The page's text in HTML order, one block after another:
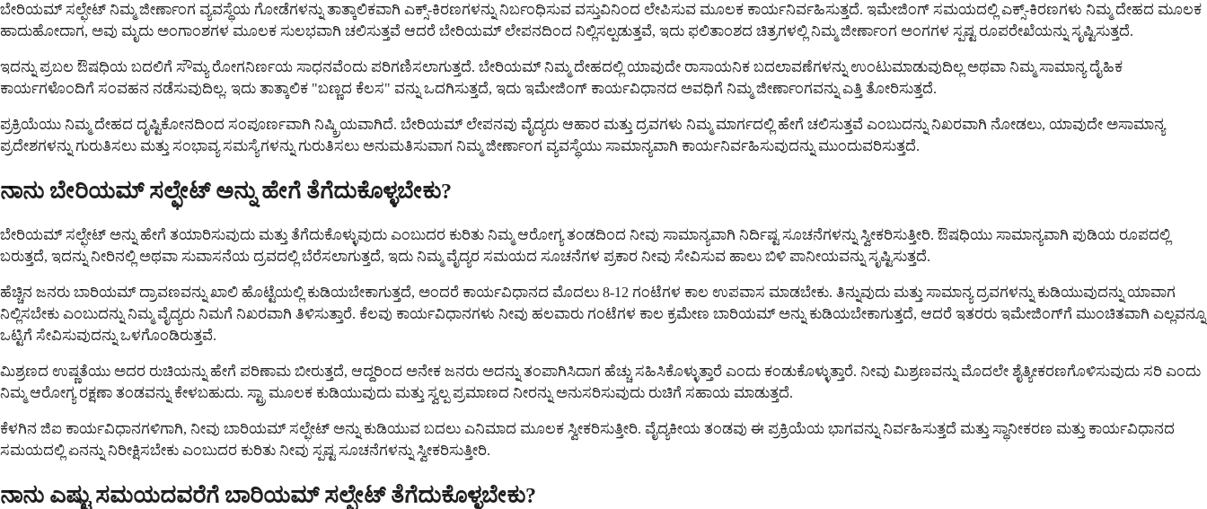
ಬೇರಿಯಮ್ ಸಲ್ಫೇಟ್ ನಿಮ್ಮ ಜೀರ್ಣಾಂಗ ವ್ಯವಸ್ಥೆಯ ಗೋಡೆಗಳನ್ನು ತಾತ್ಕಾಲಿಕವಾಗಿ ಎಕ್ಸ್-ಕಿರಣಗಳನ್ನು ನಿರ್ಬಂಧಿಸುವ ವಸ್ತುವಿನಿಂದ ಲೇಪಿಸುವ ಮೂಲಕ ಕಾರ್ಯನಿರ್ವಹಿಸುತ್ತದೆ. ಇಮೇಜಿಂಗ್ ಸಮಯದಲ್ಲಿ ಎಕ್ಸ್-ಕಿರಣಗಳು ನಿಮ್ಮ ದೇಹದ ಮೂಲಕ
ಹಾದುಹೋದಾಗ, ಅವು ಮೃದು ಅಂಗಾಂಶಗಳ ಮೂಲಕ ಸುಲಭವಾಗಿ ಚಲಿಸುತ್ತವೆ ಆದರೆ ಬೇರಿಯಮ್ ಲೇಪನದಿಂದ ನಿಲ್ಲಿಸಲ್ಪಡುತ್ತವೆ, ಇದು ಫಲಿತಾಂಶದ ಚಿತ್ರಗಳಲ್ಲಿ ನಿಮ್ಮ ಜೀರ್ಣಾಂಗ ಅಂಗಗಳ ಸ್ಪಷ್ಟ ರೂಪರೇಖೆಯನ್ನು ಸೃಷ್ಟಿಸುತ್ತದೆ.
ಇದನ್ನು ಪ್ರಬಲ ಔಷಧಿಯ ಬದಲಿಗೆ ಸೌಮ್ಯ ರೋಗನಿರ್ಣಯ ಸಾಧನವೆಂದು ಪರಿಗಣಿಸಲಾಗುತ್ತದೆ. ಬೇರಿಯಮ್ ನಿಮ್ಮ ದೇಹದಲ್ಲಿ ಯಾವುದೇ ರಾಸಾಯನಿಕ ಬದಲಾವಣೆಗಳನ್ನು ಉಂಟುಮಾಡುವುದಿಲ್ಲ ಅಥವಾ ನಿಮ್ಮ ಸಾಮಾನ್ಯ ದೈಹಿಕ
ಕಾರ್ಯಗಳೊಂದಿಗೆ ಸಂವಹನ ನಡೆಸುವುದಿಲ್ಲ. ಇದು ತಾತ್ಕಾಲಿಕ "ಬಣ್ಣದ ಕೆಲಸ" ವನ್ನು ಒದಗಿಸುತ್ತದೆ, ಇದು ಇಮೇಜಿಂಗ್ ಕಾರ್ಯವಿಧಾನದ ಅವಧಿಗೆ ನಿಮ್ಮ ಜೀರ್ಣಾಂಗವನ್ನು ಎತ್ತಿ ತೋರಿಸುತ್ತದೆ.
ಪ್ರಕ್ರಿಯೆಯು ನಿಮ್ಮ ದೇಹದ ದೃಷ್ಟಿಕೋನದಿಂದ ಸಂಪೂರ್ಣವಾಗಿ ನಿಷ್ಕ್ರಿಯವಾಗಿದೆ. ಬೇರಿಯಮ್ ಲೇಪನವು ವೈದ್ಯರು ಆಹಾರ ಮತ್ತು ದ್ರವಗಳು ನಿಮ್ಮ ಮಾರ್ಗದಲ್ಲಿ ಹೇಗೆ ಚಲಿಸುತ್ತವೆ ಎಂಬುದನ್ನು ನಿಖರವಾಗಿ ನೋಡಲು, ಯಾವುದೇ ಅಸಾಮಾನ್ಯ
ಪ್ರದೇಶಗಳನ್ನು ಗುರುತಿಸಲು ಮತ್ತು ಸಂಭಾವ್ಯ ಸಮಸ್ಯೆಗಳನ್ನು ಗುರುತಿಸಲು ಅನುಮತಿಸುವಾಗ ನಿಮ್ಮ ಜೀರ್ಣಾಂಗ ವ್ಯವಸ್ಥೆಯು ಸಾಮಾನ್ಯವಾಗಿ ಕಾರ್ಯನಿರ್ವಹಿಸುವುದನ್ನು ಮುಂದುವರಿಸುತ್ತದೆ.
ನಾನು ಬೇರಿಯಮ್ ಸಲ್ಫೇಟ್ ಅನ್ನು ಹೇಗೆ ತೆಗೆದುಕೊಳ್ಳಬೇಕು?
ಬೇರಿಯಮ್ ಸಲ್ಫೇಟ್ ಅನ್ನು ಹೇಗೆ ತಯಾರಿಸುವುದು ಮತ್ತು ತೆಗೆದುಕೊಳ್ಳುವುದು ಎಂಬುದರ ಕುರಿತು ನಿಮ್ಮ ಆರೋಗ್ಯ ತಂಡದಿಂದ ನೀವು ಸಾಮಾನ್ಯವಾಗಿ ನಿರ್ದಿಷ್ಟ ಸೂಚನೆಗಳನ್ನು ಸ್ವೀಕರಿಸುತ್ತೀರಿ. ಔಷಧಿಯು ಸಾಮಾನ್ಯವಾಗಿ ಪುಡಿಯ ರೂಪದಲ್ಲಿ
ಬರುತ್ತದೆ, ಇದನ್ನು ನೀರಿನಲ್ಲಿ ಅಥವಾ ಸುವಾಸನೆಯ ದ್ರವದಲ್ಲಿ ಬೆರೆಸಲಾಗುತ್ತದೆ, ಇದು ನಿಮ್ಮ ವೈದ್ಯರ ಸಮಯದ ಸೂಚನೆಗಳ ಪ್ರಕಾರ ನೀವು ಸೇವಿಸುವ ಹಾಲು ಬಿಳಿ ಪಾನೀಯವನ್ನು ಸೃಷ್ಟಿಸುತ್ತದೆ.
ಹೆಚ್ಚಿನ ಜನರು ಬಾರಿಯಮ್ ದ್ರಾವಣವನ್ನು ಖಾಲಿ ಹೊಟ್ಟೆಯಲ್ಲಿ ಕುಡಿಯಬೇಕಾಗುತ್ತದೆ, ಅಂದರೆ ಕಾರ್ಯವಿಧಾನದ ಮೊದಲು 8-12 ಗಂಟೆಗಳ ಕಾಲ ಉಪವಾಸ ಮಾಡಬೇಕು. ತಿನ್ನುವುದು ಮತ್ತು ಸಾಮಾನ್ಯ ದ್ರವಗಳನ್ನು ಕುಡಿಯುವುದನ್ನು ಯಾವಾಗ
ನಿಲ್ಲಿಸಬೇಕು ಎಂಬುದನ್ನು ನಿಮ್ಮ ವೈದ್ಯರು ನಿಮಗೆ ನಿಖರವಾಗಿ ತಿಳಿಸುತ್ತಾರೆ. ಕೆಲವು ಕಾರ್ಯವಿಧಾನಗಳು ನೀವು ಹಲವಾರು ಗಂಟೆಗಳ ಕಾಲ ಕ್ರಮೇಣ ಬಾರಿಯಮ್ ಅನ್ನು ಕುಡಿಯಬೇಕಾಗುತ್ತದೆ, ಆದರೆ ಇತರರು ಇಮೇಜಿಂಗ್‌ಗೆ ಮುಂಚಿತವಾಗಿ ಎಲ್ಲವನ್ನೂ
ಒಟ್ಟಿಗೆ ಸೇವಿಸುವುದನ್ನು ಒಳಗೊಂಡಿರುತ್ತವೆ.
ಮಿಶ್ರಣದ ಉಷ್ಣತೆಯು ಅದರ ರುಚಿಯನ್ನು ಹೇಗೆ ಪರಿಣಾಮ ಬೀರುತ್ತದೆ, ಆದ್ದರಿಂದ ಅನೇಕ ಜನರು ಅದನ್ನು ತಂಪಾಗಿಸಿದಾಗ ಹೆಚ್ಚು ಸಹಿಸಿಕೊಳ್ಳುತ್ತಾರೆ ಎಂದು ಕಂಡುಕೊಳ್ಳುತ್ತಾರೆ. ನೀವು ಮಿಶ್ರಣವನ್ನು ಮೊದಲೇ ಶೈತ್ಯೀಕರಣಗೊಳಿಸುವುದು ಸರಿ ಎಂದು
ನಿಮ್ಮ ಆರೋಗ್ಯ ರಕ್ಷಣಾ ತಂಡವನ್ನು ಕೇಳಬಹುದು. ಸ್ಟ್ರಾ ಮೂಲಕ ಕುಡಿಯುವುದು ಮತ್ತು ಸ್ವಲ್ಪ ಪ್ರಮಾಣದ ನೀರನ್ನು ಅನುಸರಿಸುವುದು ರುಚಿಗೆ ಸಹಾಯ ಮಾಡುತ್ತದೆ.
ಕೆಳಗಿನ ಜಿಐ ಕಾರ್ಯವಿಧಾನಗಳಿಗಾಗಿ, ನೀವು ಬಾರಿಯಮ್ ಸಲ್ಫೇಟ್ ಅನ್ನು ಕುಡಿಯುವ ಬದಲು ಎನಿಮಾದ ಮೂಲಕ ಸ್ವೀಕರಿಸುತ್ತೀರಿ. ವೈದ್ಯಕೀಯ ತಂಡವು ಈ ಪ್ರಕ್ರಿಯೆಯ ಭಾಗವನ್ನು ನಿರ್ವಹಿಸುತ್ತದೆ ಮತ್ತು ಸ್ಥಾನೀಕರಣ ಮತ್ತು ಕಾರ್ಯವಿಧಾನದ
ಸಮಯದಲ್ಲಿ ಏನನ್ನು ನಿರೀಕ್ಷಿಸಬೇಕು ಎಂಬುದರ ಕುರಿತು ನೀವು ಸ್ಪಷ್ಟ ಸೂಚನೆಗಳನ್ನು ಸ್ವೀಕರಿಸುತ್ತೀರಿ.
ನಾನು ಎಷ್ಟು ಸಮಯದವರೆಗೆ ಬಾರಿಯಮ್ ಸಲ್ಫೇಟ್ ತೆಗೆದುಕೊಳ್ಳಬೇಕು?